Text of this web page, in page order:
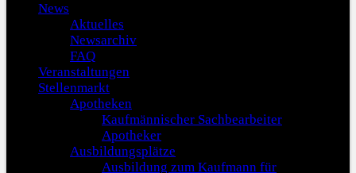
News
Aktuelles
Newsarchiv
FAQ
Veranstaltungen
Stellenmarkt
Apotheken
Kaufmännischer Sachbearbeiter
Apotheker
Ausbildungsplätze
Ausbildung zum Kaufmann für